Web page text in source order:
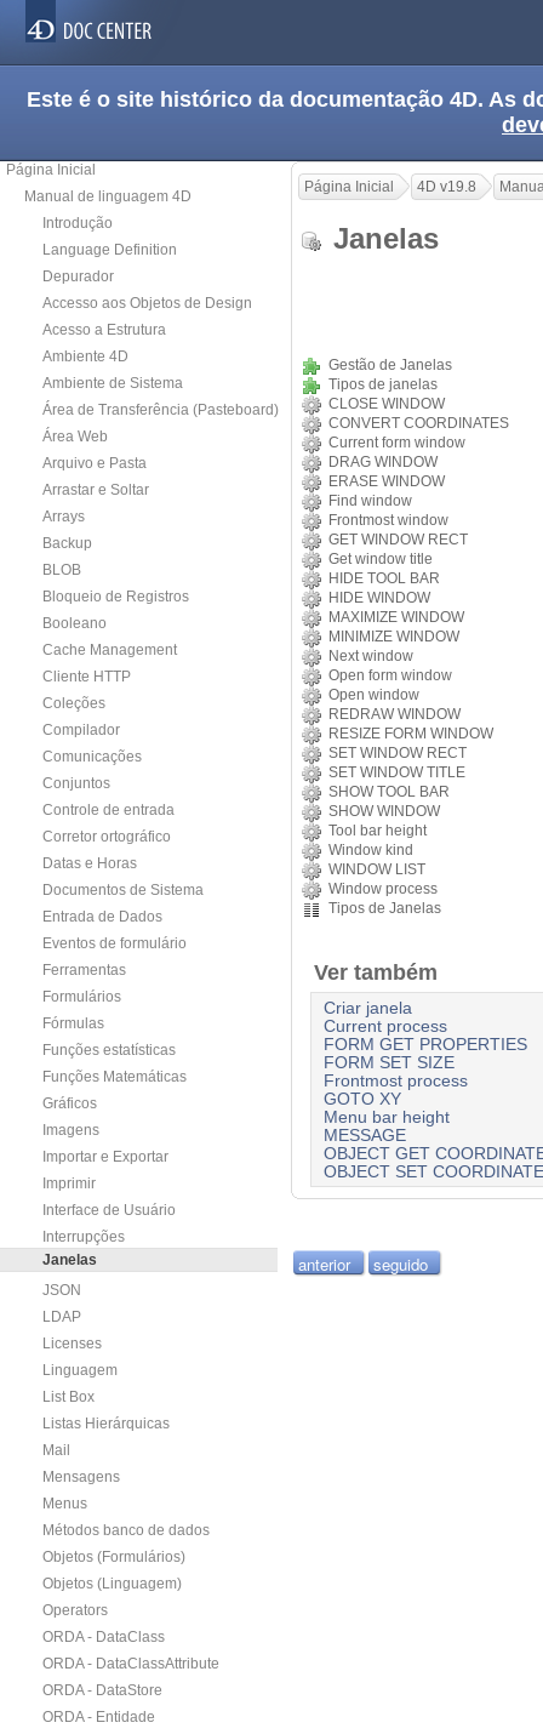
Este é o site histórico da documentação 4D. As
Página Inicial
Manual de linguagem 4D
Introdução
Language Definition
Depurador
Accesso aos Objetos de Design
Acesso a Estrutura
Ambiente 4D
Ambiente de Sistema
Área de Transferência (Pasteboard)
Área Web
Arquivo e Pasta
Arrastar e Soltar
Arrays
Backup
BLOB
Bloqueio de Registros
Booleano
Cache Management
Cliente HTTP
Coleções
Compilador
Comunicações
Conjuntos
Controle de entrada
Corretor ortográfico
Datas e Horas
Documentos de Sistema
Entrada de Dados
Eventos de formulário
Ferramentas
Formulários
Fórmulas
Funções estatísticas
Funções Matemáticas
Gráficos
Imagens
Importar e Exportar
Imprimir
Interface de Usuário
Interrupções
Janelas
JSON
LDAP
Licenses
Linguagem
List Box
Listas Hierárquicas
Mail
Mensagens
Menus
Métodos banco de dados
Objetos (Formulários)
Objetos (Linguagem)
Operators
ORDA - DataClass
ORDA - DataClassAttribute
ORDA - DataStore
ORDA - Entidade
Página Inicial 4D v19.8
Janelas
Gestão de Janelas
Tipos de janelas
CLOSE WINDOW
CONVERT COORDINATES
Current form window
DRAG WINDOW
ERASE WINDOW
Find window
Frontmost window
GET WINDOW RECT
Get window title
HIDE TOOL BAR
HIDE WINDOW
MAXIMIZE WINDOW
MINIMIZE WINDOW
Next window
Open form window
Open window
REDRAW WINDOW
RESIZE FORM WINDOW
SET WINDOW RECT
SET WINDOW TITLE
SHOW TOOL BAR
SHOW WINDOW
Tool bar height
Window kind
WINDOW LIST
Window process
Tipos de Janelas
Ver também
Criar janela
Current process
FORM GET PROPERTIES
FORM SET SIZE
Frontmost process
GOTO XY
Menu bar height
MESSAGE
OBJECT GET
OBJECT SET
anterior seguido